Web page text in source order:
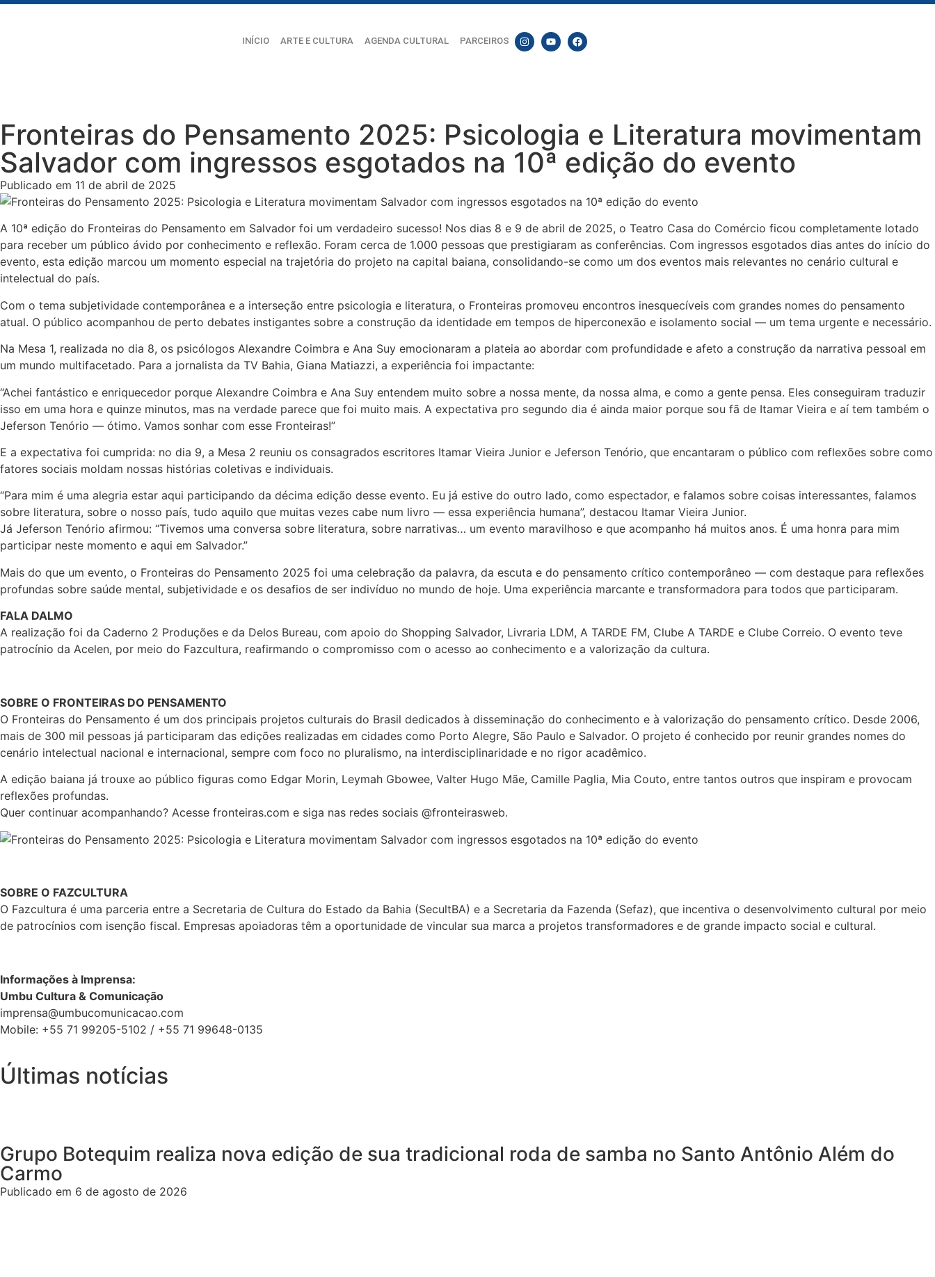
INÍCIO ARTE E CULTURA AGENDA CULTURAL PARCEIROS
Fronteiras do Pensamento 2025: Psicologia e Literatura movimentam
Salvador com ingressos esgotados na 10ª edição do evento
Publicado em 11 de abril de 2025
A 10ª edição do Fronteiras do Pensamento em Salvador foi um verdadeiro sucesso! Nos dias 8 e 9 de abril de 2025, o Teatro Casa do Comércio ficou completamente lotado
para receber um público ávido por conhecimento e reflexão. Foram cerca de 1.000 pessoas que prestigiaram as conferências. Com ingressos esgotados dias antes do início do
evento, esta edição marcou um momento especial na trajetória do projeto na capital baiana, consolidando-se como um dos eventos mais relevantes no cenário cultural e
intelectual do país.
Com o tema subjetividade contemporânea e a interseção entre psicologia e literatura, o Fronteiras promoveu encontros inesquecíveis com grandes nomes do pensamento
atual. O público acompanhou de perto debates instigantes sobre a construção da identidade em tempos de hiperconexão e isolamento social — um tema urgente e necessário.
Na Mesa 1, realizada no dia 8, os psicólogos Alexandre Coimbra e Ana Suy emocionaram a plateia ao abordar com profundidade e afeto a construção da narrativa pessoal em
um mundo multifacetado. Para a jornalista da TV Bahia, Giana Matiazzi, a experiência foi impactante:
“Achei fantástico e enriquecedor porque Alexandre Coimbra e Ana Suy entendem muito sobre a nossa mente, da nossa alma, e como a gente pensa. Eles conseguiram traduzir
isso em uma hora e quinze minutos, mas na verdade parece que foi muito mais. A expectativa pro segundo dia é ainda maior porque sou fã de Itamar Vieira e aí tem também o
Jeferson Tenório — ótimo. Vamos sonhar com esse Fronteiras!”
E a expectativa foi cumprida: no dia 9, a Mesa 2 reuniu os consagrados escritores Itamar Vieira Junior e Jeferson Tenório, que encantaram o público com reflexões sobre como
fatores sociais moldam nossas histórias coletivas e individuais.
“Para mim é uma alegria estar aqui participando da décima edição desse evento. Eu já estive do outro lado, como espectador, e falamos sobre coisas interessantes, falamos
sobre literatura, sobre o nosso país, tudo aquilo que muitas vezes cabe num livro — essa experiência humana”, destacou Itamar Vieira Junior.
Já Jeferson Tenório afirmou: “Tivemos uma conversa sobre literatura, sobre narrativas… um evento maravilhoso e que acompanho há muitos anos. É uma honra para mim
participar neste momento e aqui em Salvador.”
Mais do que um evento, o Fronteiras do Pensamento 2025 foi uma celebração da palavra, da escuta e do pensamento crítico contemporâneo — com destaque para reflexões
profundas sobre saúde mental, subjetividade e os desafios de ser indivíduo no mundo de hoje. Uma experiência marcante e transformadora para todos que participaram.
FALA DALMO
A realização foi da Caderno 2 Produções e da Delos Bureau, com apoio do Shopping Salvador, Livraria LDM, A TARDE FM, Clube A TARDE e Clube Correio. O evento teve
patrocínio da Acelen, por meio do Fazcultura, reafirmando o compromisso com o acesso ao conhecimento e a valorização da cultura.
SOBRE O FRONTEIRAS DO PENSAMENTO
O Fronteiras do Pensamento é um dos principais projetos culturais do Brasil dedicados à disseminação do conhecimento e à valorização do pensamento crítico. Desde 2006,
mais de 300 mil pessoas já participaram das edições realizadas em cidades como Porto Alegre, São Paulo e Salvador. O projeto é conhecido por reunir grandes nomes do
cenário intelectual nacional e internacional, sempre com foco no pluralismo, na interdisciplinaridade e no rigor acadêmico.
A edição baiana já trouxe ao público figuras como Edgar Morin, Leymah Gbowee, Valter Hugo Mãe, Camille Paglia, Mia Couto, entre tantos outros que inspiram e provocam
reflexões profundas.
Quer continuar acompanhando? Acesse fronteiras.com e siga nas redes sociais @fronteirasweb.
SOBRE O FAZCULTURA
O Fazcultura é uma parceria entre a Secretaria de Cultura do Estado da Bahia (SecultBA) e a Secretaria da Fazenda (Sefaz), que incentiva o desenvolvimento cultural por meio
de patrocínios com isenção fiscal. Empresas apoiadoras têm a oportunidade de vincular sua marca a projetos transformadores e de grande impacto social e cultural.
Informações à Imprensa:
Umbu Cultura & Comunicação
imprensa@umbucomunicacao.com
Mobile: +55 71 99205-5102 / +55 71 99648-0135
Últimas notícias
Grupo Botequim realiza nova edição de sua tradicional roda de samba no Santo Antônio Além do
Carmo
Publicado em 6 de agosto de 2026